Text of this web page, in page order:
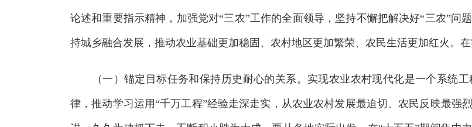
论述和重要指示精神，加强党对“三农”工作的全面领导，坚持不懈把解决好“三农”问
持城乡融合发展，推动农业基础更加稳固、农村地区更加繁荣、农民生活更加红火。在
（一）锚定目标任务和保持历史耐心的关系。实现农业农村现代化是一个系统工
律，推动学习运用“千万工程”经验走深走实，从农业农村发展最迫切、农民反映最强